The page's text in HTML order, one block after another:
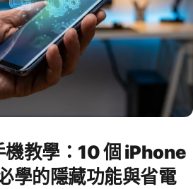
教學：10 個 iPhone
學的隱藏功能與省電